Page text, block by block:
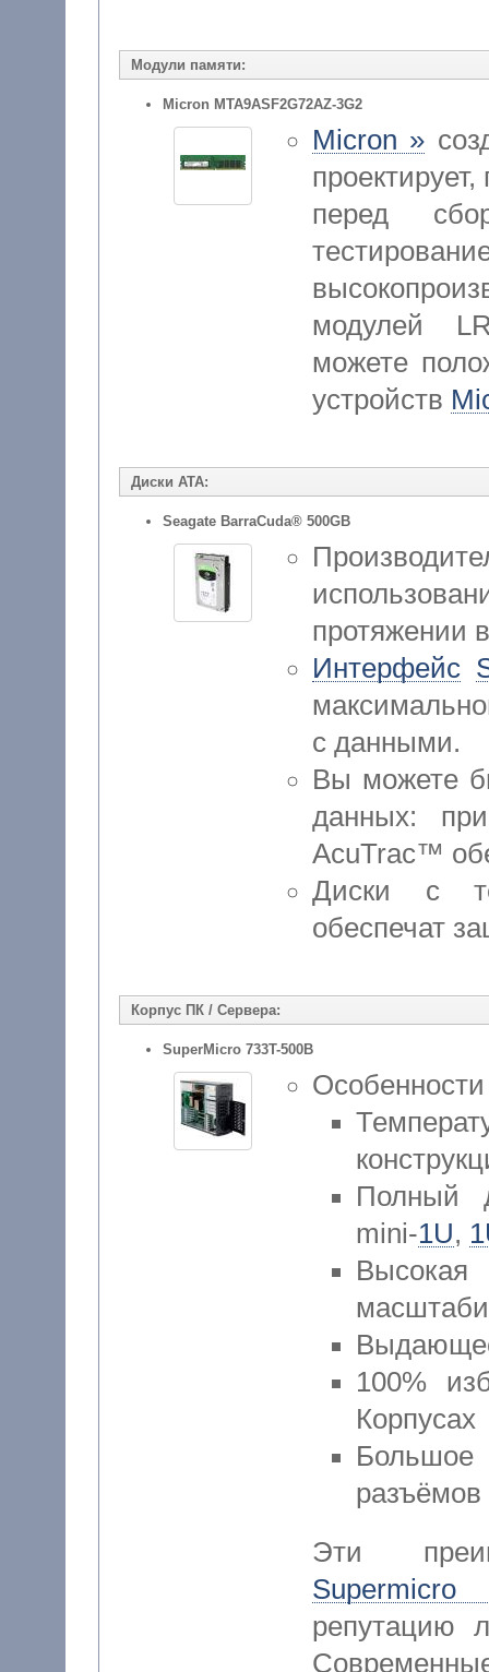
Модули памяти:
Micron MTA9ASF2G72AZ-3G2
Micron »
перед
модулей
можете
устройств
Диски ATA:
Seagate BarraCuda® 500GB
протяжении
Интерфейс
с данными.
Вы можете
данных:
AcuTrac™
Диски с
обеспечат
Корпус ПК / Сервера:
SuperMicro 733T-500B
Полный
mini-1U,
100%
Корпусах
разъёмов
Эти
репутацию